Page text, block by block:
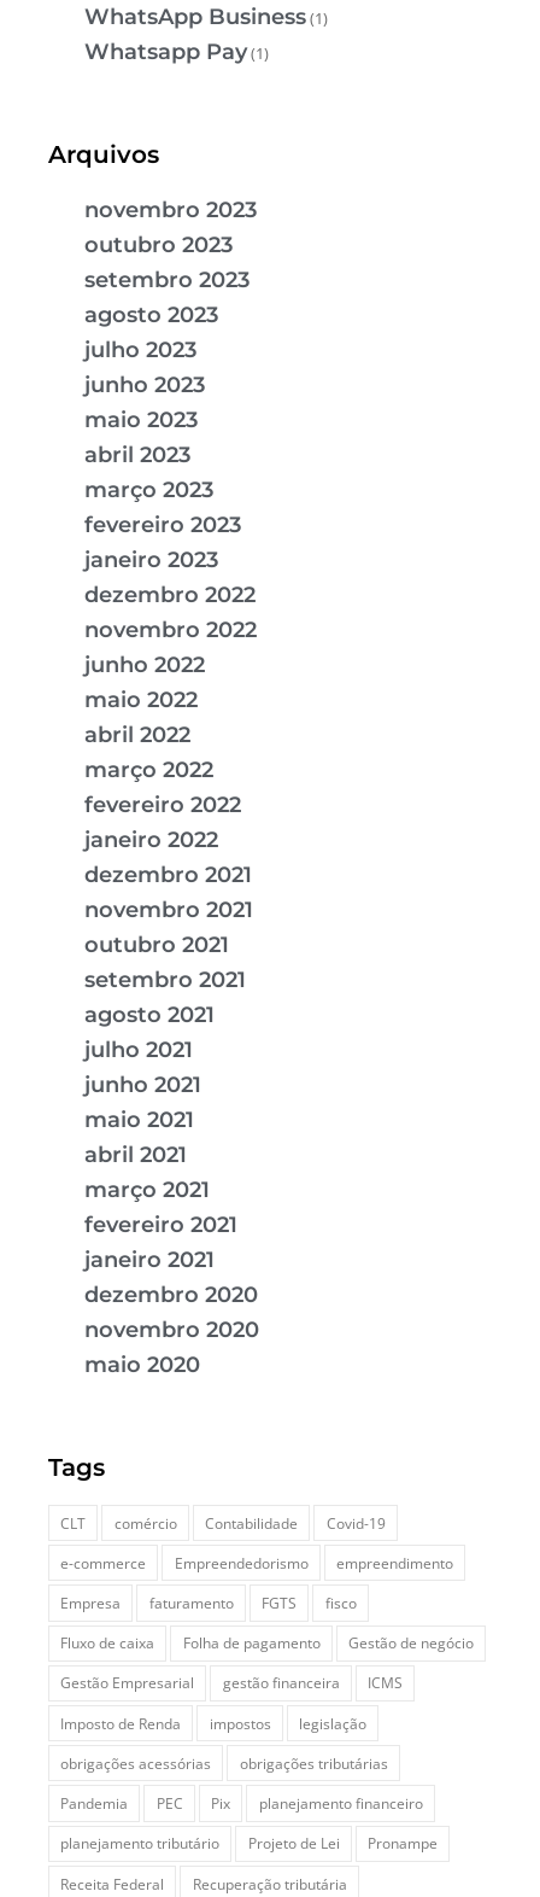
WhatsApp Business(1)
Whatsapp Pay(1)
Arquivos
novembro 2023
outubro 2023
setembro 2023
agosto 2023
julho 2023
junho 2023
maio 2023
abril 2023
março 2023
fevereiro 2023
janeiro 2023
dezembro 2022
novembro 2022
junho 2022
maio 2022
abril 2022
março 2022
fevereiro 2022
janeiro 2022
dezembro 2021
novembro 2021
outubro 2021
setembro 2021
agosto 2021
julho 2021
junho 2021
maio 2021
abril 2021
março 2021
fevereiro 2021
janeiro 2021
dezembro 2020
novembro 2020
maio 2020
Tags
CLT comércio Contabilidade
Covid-19
e-commerce
Empreendedorismo
empreendimento
Empresa
faturamento FGTS
fisco
Fluxo de caixa
Folha de pagamento
Gestão de negócio
Gestão Empresarial
gestão financeira
ICMS
Imposto de Renda
impostos
legislação
obrigações acessórias
obrigações tributárias
Pandemia
PEC Pix
planejamento financeiro
planejamento tributário
Projeto de Lei
Pronampe
Receita Federal
Recuperação tributária